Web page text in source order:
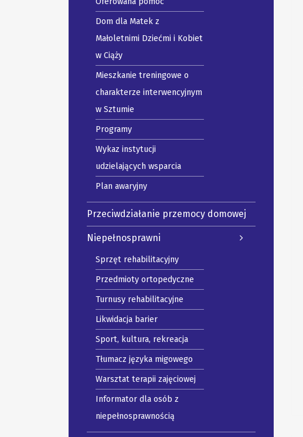
Dom dla Matek z
Małoletnimi Dziećmi i Kobiet
w Ciąży
Mieszkanie treningowe o
charakterze interwencyjnym
w Sztumie
Programy
Wykaz instytucji
udzielających wsparcia
Plan awaryjny
Przeciwdziałanie przemocy domowej
Niepełnosprawni
Sprzęt rehabilitacyjny
Przedmioty ortopedyczne
Turnusy rehabilitacyjne
Likwidacja barier
Sport, kultura, rekreacja
Tłumacz języka migowego
Warsztat terapii zajęciowej
Informator dla osób z
niepełnosprawnością